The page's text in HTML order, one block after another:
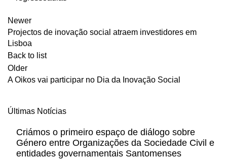
Newer
Projectos de inovação social atraem investidores em
Lisboa
Back to list
Older
A Oikos vai participar no Dia da Inovação Social
Últimas Notícias
Criámos o primeiro espaço de diálogo sobre
Género entre Organizações da Sociedade Civil e
entidades governamentais Santomenses